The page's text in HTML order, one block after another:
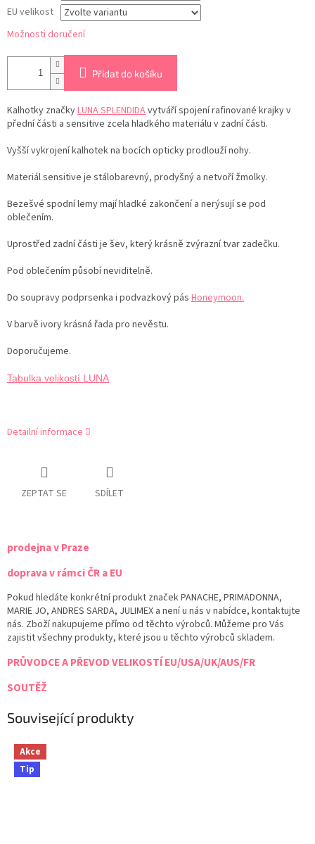
EU velikost
Možnosti doručení
Přidat do košíku
Kalhotky značkyLUNA SPLENDIDAvytváří spojení rafinované krajky v
přední části a sensitive zcela hladkého materiálu v zadní části.
Vyšší vykrojení kalhotek na bocích opticky prodlouží nohy.
Materiál sensitive je stálobarevný, prodyšný a netvoří žmolky.
Bezešvé spodní lemy mají hladké zakončení a nerýsují se pod
oblečením.
Uprostřed zadní části je šev, který krásně zvýrazní tvar zadečku.
Pod oblečením působí neviditelně.
Do soupravy podprsenka i podvazkový pás Honeymoon.
V barvě ivory krásná řada pro nevěstu.
Doporučujeme.
Tabulka velikostí LUNA
Detailní informace
ZEPTAT SE SDÍLET
prodejna v Praze
doprava v rámci ČR a EU
Pokud hledáte konkrétní produkt značek PANACHE, PRIMADONNA,
MARIE JO, ANDRES SARDA, JULIMEX a není u nás v nabídce, kontaktujte
nás. Zboží nakupujeme přímo od těchto výrobců. Můžeme pro Vás
zajistit všechny produkty, které jsou u těchto výrobců skladem.
PRŮVODCE A PŘEVOD VELIKOSTÍ EU/USA/UK/AUS/FR
SOUTĚŽ
Související produkty
Akce
Tip